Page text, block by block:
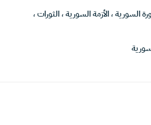
السورية،الأزمة السورية،الثورات،